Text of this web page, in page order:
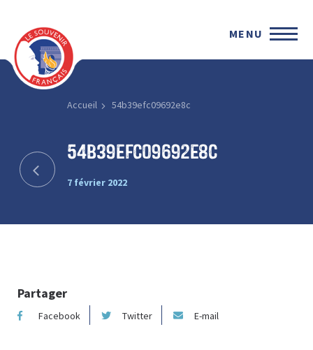
MENU
Accueil 54b39efc09692e8c
54b39efc09692e8c
7 février 2022
Partager
Facebook Twitter E-mail